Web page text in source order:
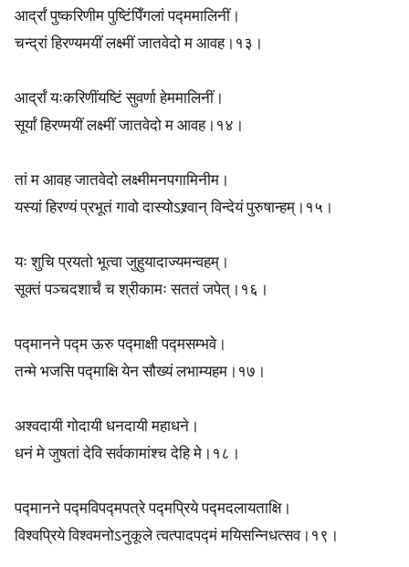
आर्द्रां पुष्करिणीम पुष्टिंपिँगलां पद्ममालिनीं।
चन्द्रां हिरण्यमयीं लक्ष्मीं जातवेदो म आवह।१३।
आर्द्रां यःकरिणींयष्टिं सुवर्णा हेममालिनीं।
सूर्यां हिरण्मयीं लक्ष्मीं जातवेदो म आवह।१४।
तां म आवह जातवेदो लक्ष्मीमनपगामिनीम।
यस्यां हिरण्यं प्रभूतं गावो दास्योऽश्र्वान् विन्देयं पुरुषान्हम्।१५।
यः शुचि प्रयतो भूत्वा जुहुयादाज्यमन्वहम्।
सूक्तं पञ्चदशार्चं च श्रीकामः सततं जपेत्।१६।
पद्मानने पद्म ऊरु पद्माक्षी पद्मसम्भवे।
तन्मे भजसि पद्माक्षि येन सौख्यं लभाम्यहम।१७।
अश्वदायी गोदायी धनदायी महाधने।
धनं मे जुषतां देवि सर्वकामांश्च देहि मे।१८।
पद्मानने पद्मविपद्मपत्रे पद्मप्रिये पद्मदलायताक्षि।
विश्वप्रिये विश्वमनोऽनुकूले त्वत्पादपद्मं मयिसन्निधत्सव।१९।